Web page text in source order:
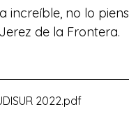
increíble, no lo
de la Frontera.
2022.pdf